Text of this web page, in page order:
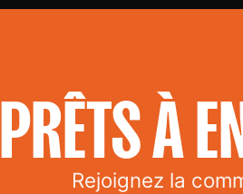
PRÊTS À
Rejoignez la